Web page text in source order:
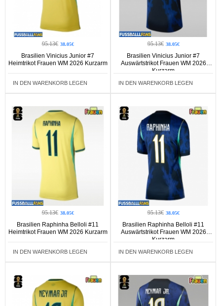
95.13€ 38.05€
Brasilien Vinicius Junior #7
Heimtrikot Frauen WM 2026 Kurzarm
IN DEN WARENKORB LEGEN
95.13€ 38.05€
Brasilien Vinicius Junior #7
Auswärtstrikot Frauen WM 2026
Kurzarm
IN DEN WARENKORB LEGEN
95.13€ 38.05€
Brasilien Raphinha Belloli #11
Heimtrikot Frauen WM 2026 Kurzarm
IN DEN WARENKORB LEGEN
95.13€ 38.05€
Brasilien Raphinha Belloli #11
Auswärtstrikot Frauen WM 2026
Kurzarm
IN DEN WARENKORB LEGEN